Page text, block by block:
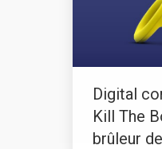
Digital
Kill The
brûleur